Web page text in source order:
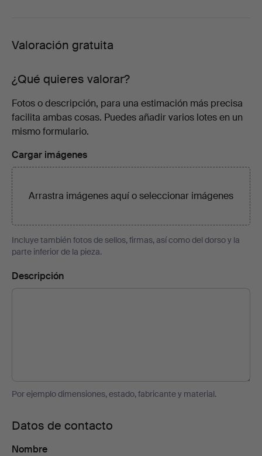
Valoración gratuita
¿Qué quieres valorar?
Fotos o descripción, para una estimación más precisa
facilita ambas cosas. Puedes añadir varios lotes en un
mismo formulario.
Cargar imágenes
Arrastra imágenes aquí oseleccionar imágenes
Incluye también fotos de sellos, firmas, así como del dorso y la
parte inferior de la pieza.
Descripción
Por ejemplo dimensiones, estado, fabricante y material.
Datos de contacto
Nombre